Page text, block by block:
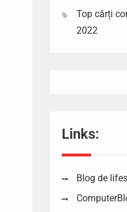
Top cărți
2022
Links:
Blog de